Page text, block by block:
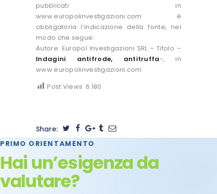
pubblicati in
www.europolinvestigazioni.com è
obbligatoria l’indicazione della fonte, nel
modo che segue:
Autore. Europol Investigazioni SRL – Titolo –
Indagini antifrode, antitruffa-, in
www.europolinvestigazioni.com
Post Views: 6.180
Share:
PRIMO ORIENTAMENTO
Hai un’esigenza da
valutare?